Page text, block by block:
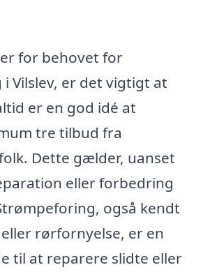
for behovet for
Vilslev, er det vigtigt at
er en god idé at
tre tilbud fra
Dette gælder, uanset
eller forbedring
også kendt
rørfornyelse, er en
til at reparere slidte eller